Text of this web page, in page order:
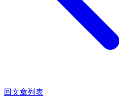
回文章列表